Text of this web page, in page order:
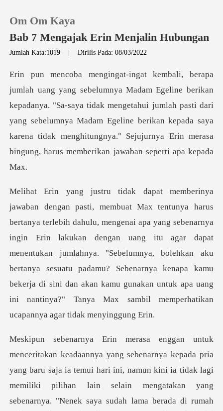
0
Pengisian Ulang
Unduh Aplikasi
Om Om Kaya
Bab 7 Mengajak Erin Menjalin Hubungan
Jumlah Kata:1019 |Dirilis Pada: 08/03/2022
anya. "Sa-saya tidak mengetahui jumlah pasti dari
yang sebelumnya Madam Egeline berikan kepada saya
kare
benarnya
ingin Erin lakukan dengan uang itu agar dapat
menentukan jumlahnya. "Sebelumnya, bolehkan aku
bertanya sesuatu padamu? Sebenarnya kena
udah lama berada di rumah